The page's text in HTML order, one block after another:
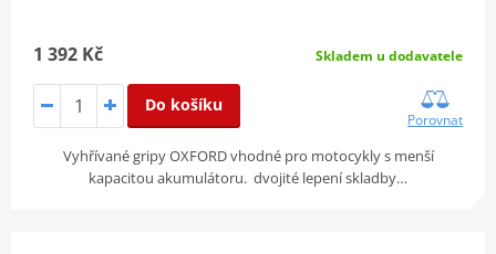
1 392 Kč Skladem u dodavatele
Do košíku
Porovnat
Vyhřívané gripy OXFORD vhodné pro motocykly s menší
kapacitou akumulátoru. dvojité lepení skladby…